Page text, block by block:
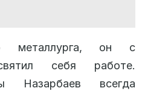
металлурга, он с
себя работе.
Назарбаев всегда